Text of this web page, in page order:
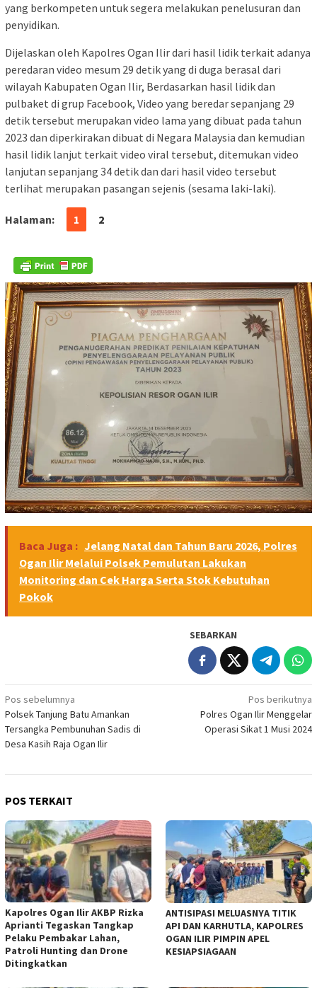
yang berkompeten untuk segera melakukan penelusuran dan
penyidikan.
Dijelaskan oleh Kapolres Ogan Ilir dari hasil lidik terkait adanya
peredaran video mesum 29 detik yang di duga berasal dari
wilayah Kabupaten Ogan Ilir, Berdasarkan hasil lidik dan
pulbaket di grup Facebook, Video yang beredar sepanjang 29
detik tersebut merupakan video lama yang dibuat pada tahun
2023 dan diperkirakan dibuat di Negara Malaysia dan kemudian
hasil lidik lanjut terkait video viral tersebut, ditemukan video
lanjutan sepanjang 34 detik dan dari hasil video tersebut
terlihat merupakan pasangan sejenis (sesama laki-laki).
Halaman: 1 2
Baca Juga : Jelang Natal dan Tahun Baru 2026, Polres
Ogan Ilir Melalui Polsek Pemulutan Lakukan
Monitoring dan Cek Harga Serta Stok Kebutuhan
Pokok
SEBARKAN
Navigasi
pos
Pos sebelumnya
Polsek Tanjung Batu Amankan
Tersangka Pembunuhan Sadis di
Desa Kasih Raja Ogan Ilir
Pos berikutnya
Polres Ogan Ilir Menggelar
Operasi Sikat 1 Musi 2024
POS TERKAIT
Kapolres Ogan Ilir AKBP Rizka
Aprianti Tegaskan Tangkap
Pelaku Pembakar Lahan,
Patroli Hunting dan Drone
Ditingkatkan
ANTISIPASI MELUASNYA TITIK
API DAN KARHUTLA, KAPOLRES
OGAN ILIR PIMPIN APEL
KESIAPSIAGAAN